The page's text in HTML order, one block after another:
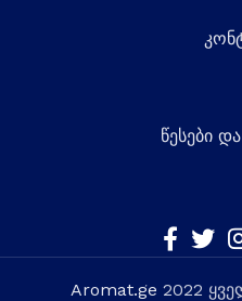
წესები
Aromat.ge 2022